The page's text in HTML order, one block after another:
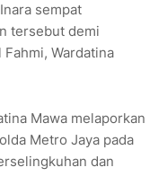
sempat
tersebut demi
Wardatina
Mawa melaporkan
Metro Jaya pada
dan